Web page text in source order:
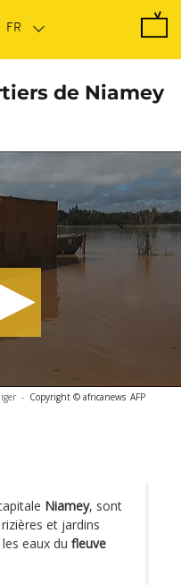
de Niamey
- Copyright © africanews AFP
Niamey, sont
et jardins
eaux du fleuve